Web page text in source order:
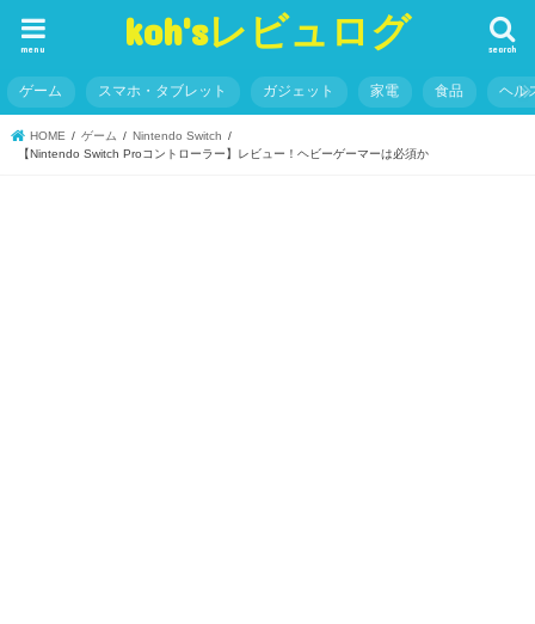
koh'sレビュログ search
menu
ゲーム スマホ・タブレット ガジェット 家電 食品 ヘル
HOME ゲーム
Nintendo Switch
【Nintendo Switch Proコントローラー】レビュー！ヘビーゲーマーは必須か